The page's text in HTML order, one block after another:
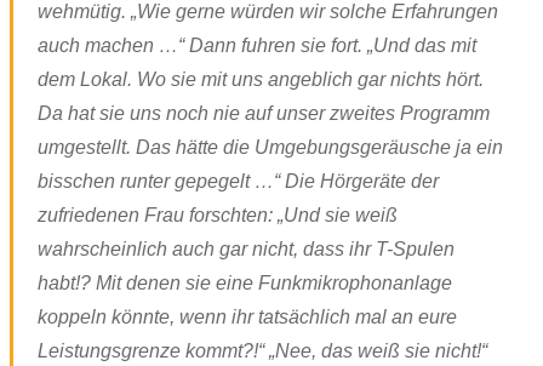
wehmütig. „Wie gerne würden wir solche Erfahrungen
auch machen …“ Dann fuhren sie fort. „Und das mit
dem Lokal. Wo sie mit uns angeblich gar nichts hört.
Da hat sie uns noch nie auf unser zweites Programm
umgestellt. Das hätte die Umgebungsgeräusche ja ein
bisschen runter gepegelt …“ Die Hörgeräte der
zufriedenen Frau forschten: „Und sie weiß
wahrscheinlich auch gar nicht, dass ihr T-Spulen
habt!? Mit denen sie eine Funkmikrophonanlage
koppeln könnte, wenn ihr tatsächlich mal an eure
Leistungsgrenze kommt?!“ „Nee, das weiß sie nicht!“